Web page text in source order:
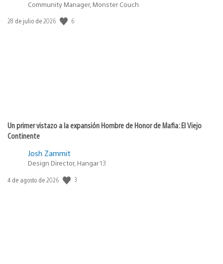
Community Manager, Monster Couch
Fecha
28 de julio de 2026 6
Un primer vistazo a la expansión Hombre de Honor de Mafia: El Viejo
Continente
Josh Zammit
Design Director, Hangar 13
Fecha
4 de agosto de 2026 3